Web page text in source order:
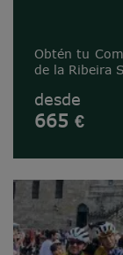
Obtén tu
de la Ribeira
desde
665 €